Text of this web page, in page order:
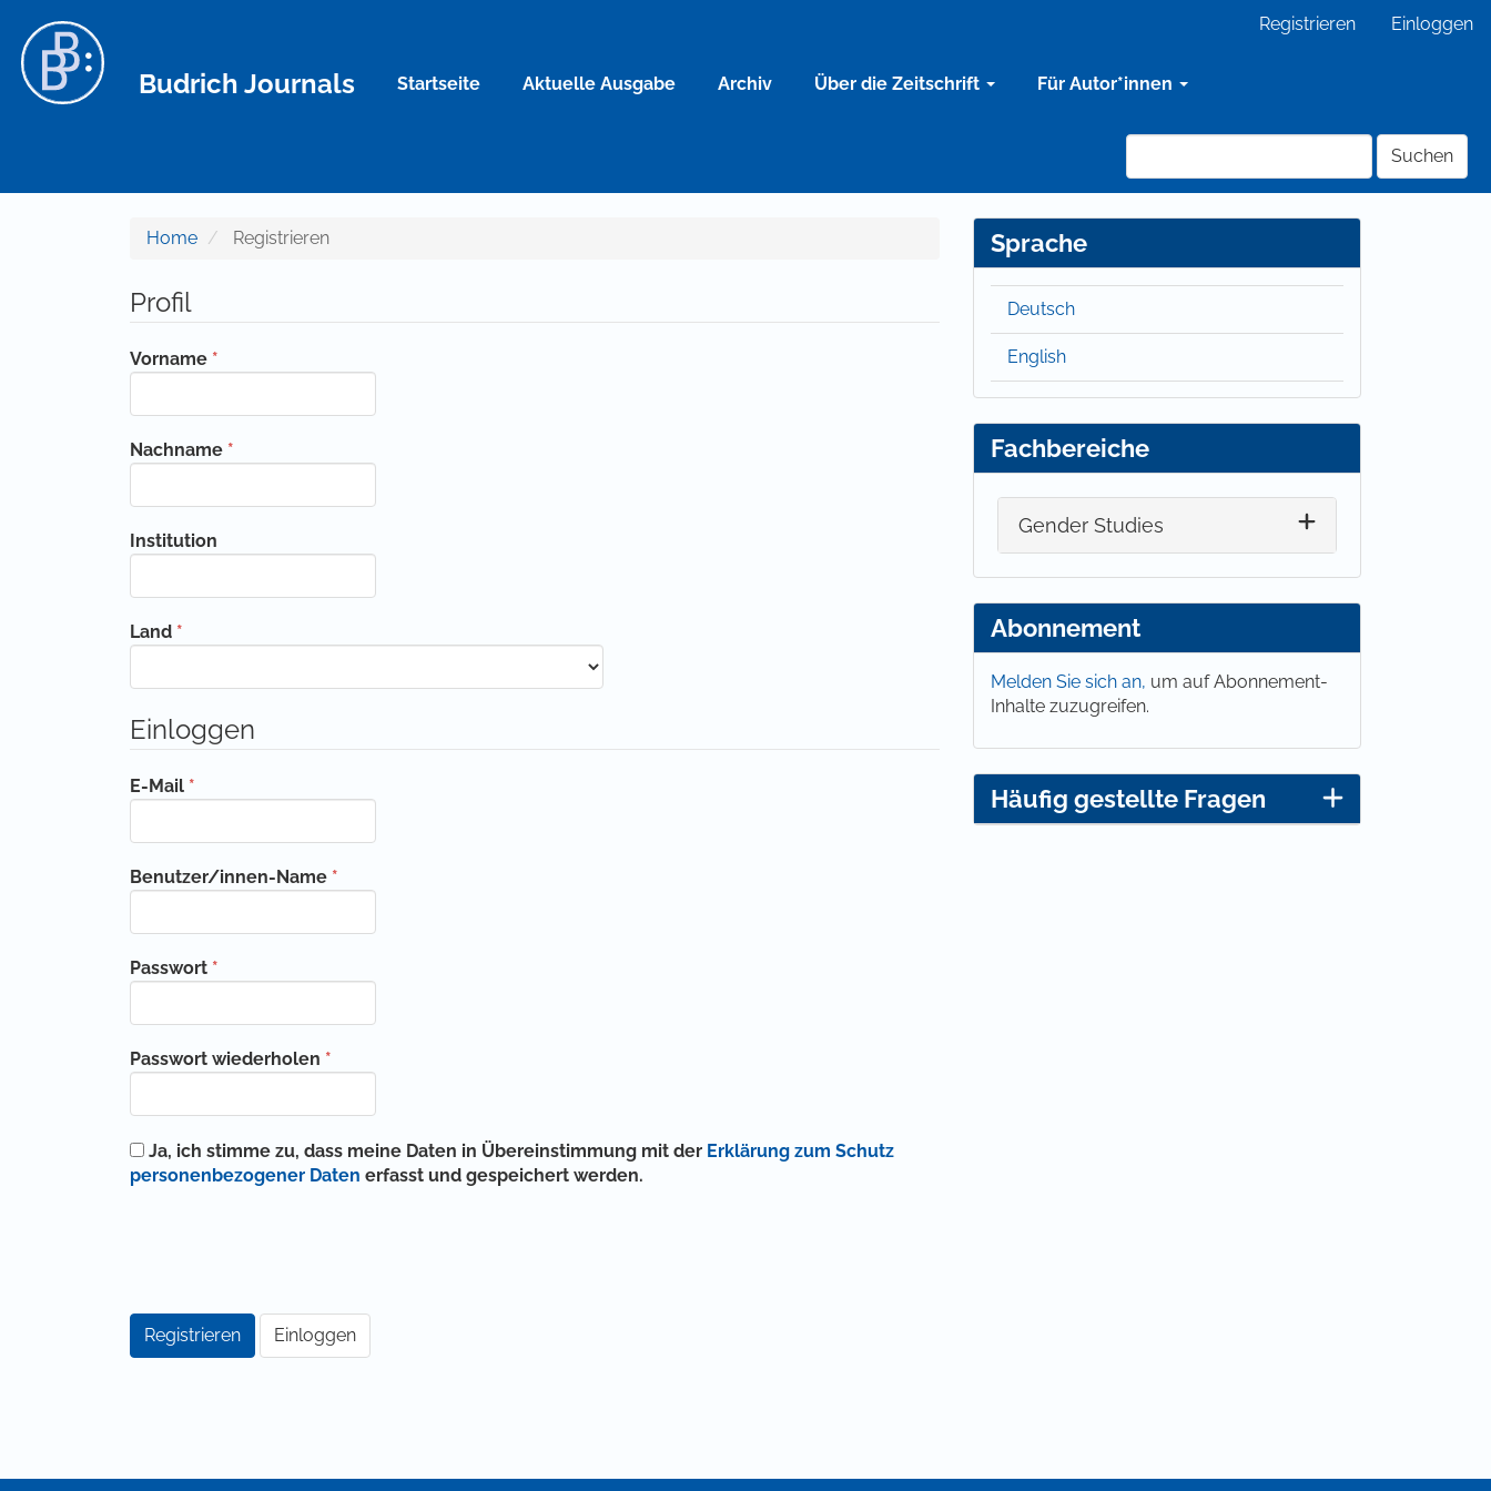
Hauptinhalt
Sidebar
Registrieren Einloggen
Budrich Journals Startseite Aktuelle Ausgabe Archiv Über die Zeitschrift Für Autor*innen
Suchen
Home Registrieren
Profil
Vorname *
Nachname *
Institution
Land *
Einloggen
E-Mail *
Benutzer/innen-Name *
Passwort *
Passwort wiederholen *
Ja, ich stimme zu, dass meine Daten in Übereinstimmung mit der Erklärung zum Schutz
personenbezogener Daten erfasst und gespeichert werden.
Registrieren Einloggen
Sprache
Deutsch
English
Fachbereiche
Gender Studies
Abonnement
Melden Sie sich an, um auf Abonnement-
Inhalte zuzugreifen.
Häufig gestellte Fragen